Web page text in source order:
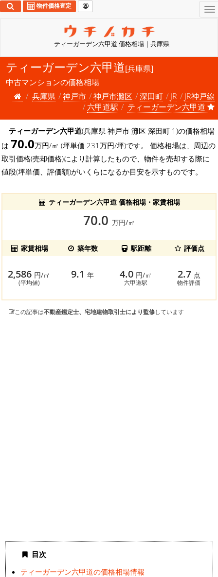
ティーガーデン六甲道 価格相場 | 兵庫県
物件価格査定
ティーガーデン六甲道[兵庫県]
中古マンションの価格相場
兵庫県
神戸市 神戸市灘区 深田町 JR
JR神戸線
六甲道駅
ティーガーデン六甲道
ティーガーデン六甲道(兵庫県 神戸市 灘区 深田町 1)の価格相場
は 70.0万円/㎡ (坪単価 231万円/坪)です。 価格相場は、周辺の
取引価格(売却価格)により計算したもので、物件を売却する際に
値段(坪単価、評価額)がいくらになるか目安を示すものです。
ティーガーデン六甲道 価格相場・家賃相場
70.0 万円/㎡
家賃相場 築年数 駅距離 評価点
2,586 円/㎡
(平均値)
9.1 年 4.0 円/㎡
六甲道駅
2.7 点
物件評価
この記事は不動産鑑定士、宅地建物取引士により監修しています
目次
ティーガーデン六甲道の価格相場情報